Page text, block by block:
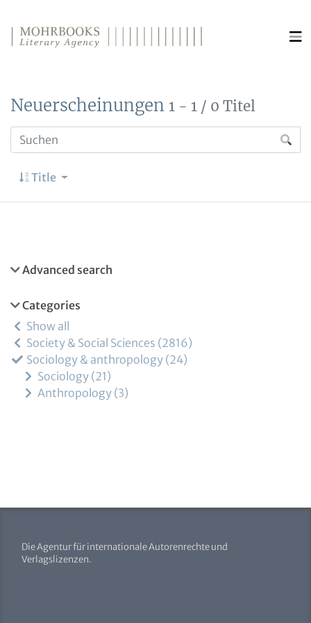
Neuerscheinungen 1 - 1 / 0 Titel
Title
Advanced search
Categories
Show all
Society & Social Sciences 2816
Sociology & anthropology 24
Sociology 21
Anthropology 3
Die Agentur für internationale Autorenrechte und
Verlagslizenzen.